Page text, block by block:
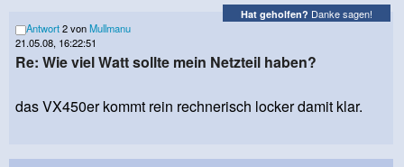
Hat geholfen? Danke sagen!
Antwort2 vonMullmanu
21.05.08, 16:22:51
Re: Wie viel Watt sollte mein Netzteil haben?
das VX450er kommt rein rechnerisch locker damit klar.